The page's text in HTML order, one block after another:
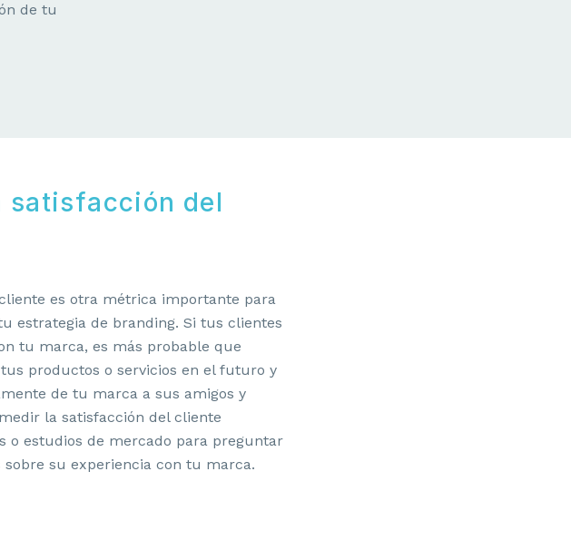
de tu
satisfacción del
es otra métrica importante para
estrategia de branding. Si tus clientes
tu marca, es más probable que
productos o servicios en el futuro y
de tu marca a sus amigos y
la satisfacción del cliente
o estudios de mercado para preguntar
su experiencia con tu marca.